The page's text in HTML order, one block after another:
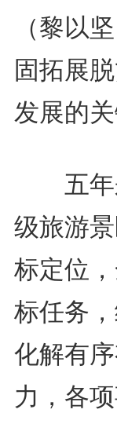
（黎以
固拓展
发展的关
五年
级旅游
标定位
标任务
化解有
力，各